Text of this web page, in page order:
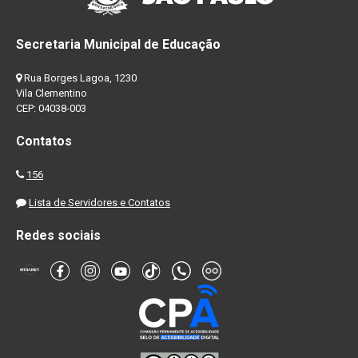
Secretaria Municipal de Educação
Rua Borges Lagoa, 1230
Vila Clementino
CEP: 04038-003
Contatos
156
Lista de Servidores e Contatos
Redes sociais